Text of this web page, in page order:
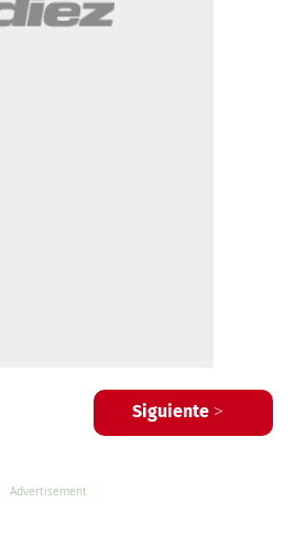
Siguiente >